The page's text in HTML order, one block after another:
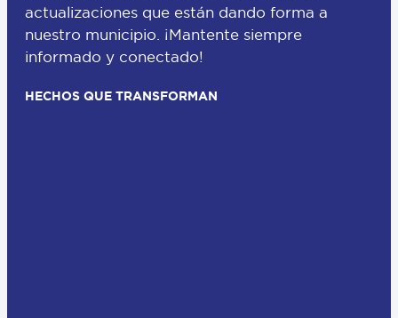
actualizaciones que están dando forma a
nuestro municipio. ¡Mantente siempre
informado y conectado!
HECHOS QUE TRANSFORMAN